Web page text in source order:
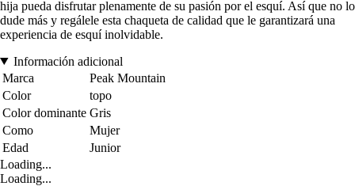
hija pueda disfrutar plenamente de su pasión por el esquí. Así que no lo
dude más y regálele esta chaqueta de calidad que le garantizará una
experiencia de esquí inolvidable.
Información adicional
Marca
Peak Mountain
Color
topo
Color dominante Gris
Como
Mujer
Edad
Junior
Loading...
Loading...